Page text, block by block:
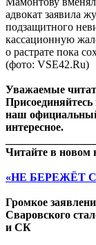
адвокат заявила
подзащитного
кассационную
о растрате пока
(фото: VSE42.Ru)
Уважаемые
наш
интересное.
Читайте в новом
«НЕ БЕРЕЖЁТ
Громкое
Сваровского
и СК